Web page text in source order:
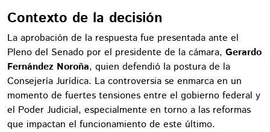
Contexto de la decisión
La aprobación de la respuesta fue presentada ante el
Pleno del Senado por el presidente de la cámara, Gerardo
Fernández Noroña, quien defendió la postura de la
Consejería Jurídica. La controversia se enmarca en un
momento de fuertes tensiones entre el gobierno federal y
el Poder Judicial, especialmente en torno a las reformas
que impactan el funcionamiento de este último.